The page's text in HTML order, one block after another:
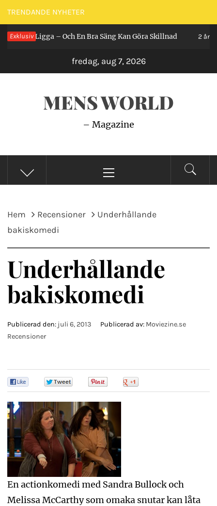
Hoppa
till
innehåll
TRENDANDE NYHETER
Exklusiv
Man Ligga – Och En Bra Säng Kan Göra Skillnad 2 år sedan
fredag, aug 7, 2026
MENS WORLD
– Magazine
meny
Hem Recensioner
Underhållande
bakiskomedi
Underhållande
bakiskomedi
Publicerad den: juli 6, 2013 Publicerad av: Moviezine.se
Recensioner
En actionkomedi med Sandra Bullock och
Melissa McCarthy som omaka snutar kan låta